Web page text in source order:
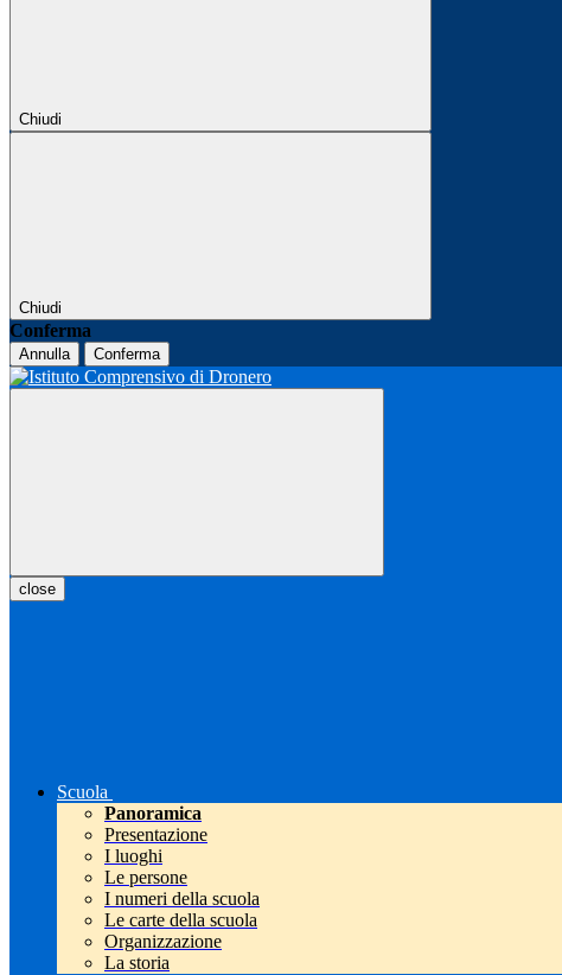
Chiudi
Chiudi
Conferma
Annulla Conferma
close
Scuola
Panoramica
Presentazione
I luoghi
Le persone
I numeri della scuola
Le carte della scuola
Organizzazione
La storia